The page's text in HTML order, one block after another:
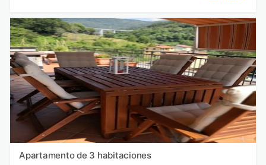
Apartamento de 3 habitaciones